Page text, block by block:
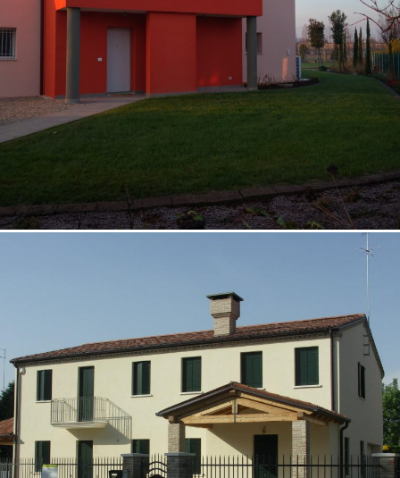
Casa unifamiliare Vicenza
07/10/2022
Casa bifamiliare Padova